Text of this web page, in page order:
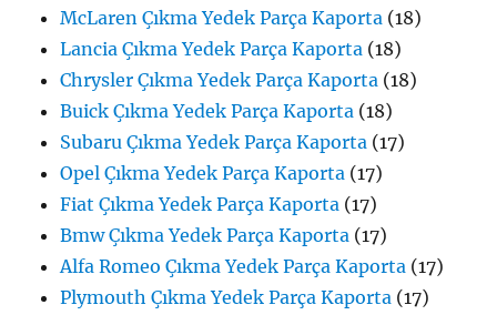
McLaren Çıkma Yedek Parça Kaporta (18)
Lancia Çıkma Yedek Parça Kaporta (18)
Chrysler Çıkma Yedek Parça Kaporta (18)
Buick Çıkma Yedek Parça Kaporta (18)
Subaru Çıkma Yedek Parça Kaporta (17)
Opel Çıkma Yedek Parça Kaporta (17)
Fiat Çıkma Yedek Parça Kaporta (17)
Bmw Çıkma Yedek Parça Kaporta (17)
Alfa Romeo Çıkma Yedek Parça Kaporta (17)
Plymouth Çıkma Yedek Parça Kaporta (17)